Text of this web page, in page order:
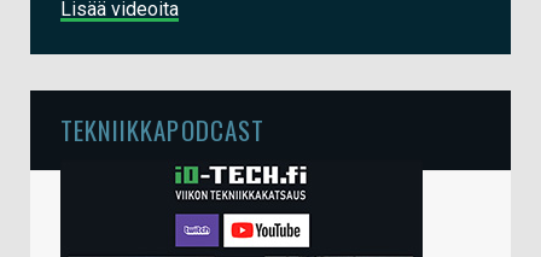
Lisää videoita
TEKNIIKKAPODCAST